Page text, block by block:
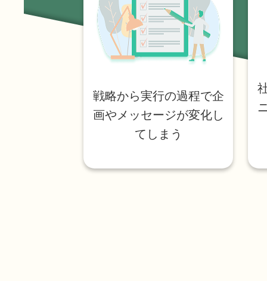
戦略から実行の過程で企
画やメッセージが変化し
てしまう